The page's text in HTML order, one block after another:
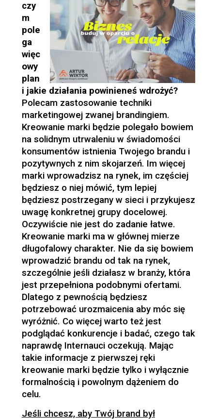
czy
m
pole
ga
więc
owy
plan
i jakie działania powinieneś wdrożyć?
Polecam zastosowanie techniki
marketingowej zwanej brandingiem.
Kreowanie marki będzie polegało bowiem
na solidnym utrwaleniu w świadomości
konsumentów istnienia Twojego brandu i
pozytywnych z nim skojarzeń. Im więcej
marki wprowadzisz na rynek, im częściej
będziesz o niej mówić, tym lepiej
będziesz postrzegany w sieci i przykujesz
uwagę konkretnej grupy docelowej.
Oczywiście nie jest do zadanie łatwe.
Kreowanie marki ma w głównej mierze
długofalowy charakter. Nie da się bowiem
wprowadzić brandu od tak na rynek,
szczególnie jeśli działasz w branży, która
jest przepełniona podobnymi ofertami.
Dlatego z pewnością będziesz
potrzebować urozmaicenia aby móc się
wyróżnić. Co więcej warto też jest
podglądać konkurencje i badać, czego tak
naprawdę Internauci oczekują. Mając
takie informacje z pierwszej ręki
kreowanie marki będzie tylko i wyłącznie
formalnością i powolnym dążeniem do
celu.
Jeśli chcesz, aby Twój brand był